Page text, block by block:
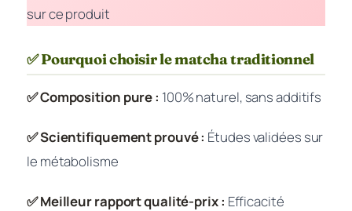
sur ce produit
✅ Pourquoi choisir le matcha traditionnel
✅ Composition pure : 100% naturel, sans additifs
✅ Scientifiquement prouvé : Études validées sur
le métabolisme
✅ Meilleur rapport qualité-prix : Efficacité